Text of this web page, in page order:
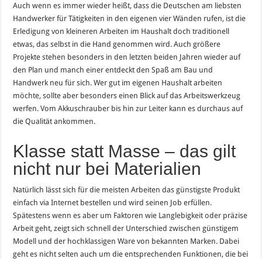
Auch wenn es immer wieder heißt, dass die Deutschen am liebsten
Handwerker für Tätigkeiten in den eigenen vier Wänden rufen, ist die
Erledigung von kleineren Arbeiten im Haushalt doch traditionell
etwas, das selbst in die Hand genommen wird. Auch größere
Projekte stehen besonders in den letzten beiden Jahren wieder auf
den Plan und manch einer entdeckt den Spaß am Bau und
Handwerk neu für sich. Wer gut im eigenen Haushalt arbeiten
möchte, sollte aber besonders einen Blick auf das Arbeitswerkzeug
werfen. Vom Akkuschrauber bis hin zur Leiter kann es durchaus auf
die Qualität ankommen.
Klasse statt Masse – das gilt
nicht nur bei Materialien
Natürlich lässt sich für die meisten Arbeiten das günstigste Produkt
einfach via Internet bestellen und wird seinen Job erfüllen.
Spätestens wenn es aber um Faktoren wie Langlebigkeit oder präzise
Arbeit geht, zeigt sich schnell der Unterschied zwischen günstigem
Modell und der hochklassigen Ware von bekannten Marken. Dabei
geht es nicht selten auch um die entsprechenden Funktionen, die bei